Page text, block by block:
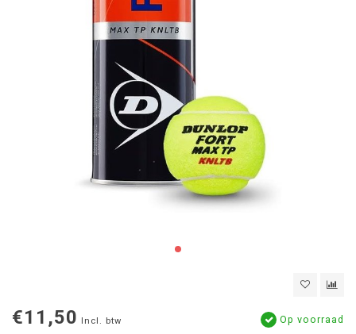
€11,50 Incl. btw Op voorraad